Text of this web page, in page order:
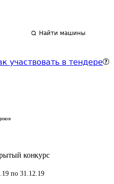
Найти машины
участвовать в тендере
конкурс
по 31.12.19